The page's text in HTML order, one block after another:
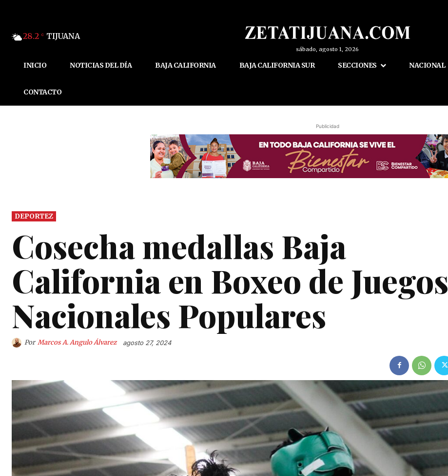
28.2 C TIJUANA
sábado, agosto 1, 2026
INICIO NOTICIAS DEL DÍA BAJA CALIFORNIA BAJA CALIFORNIA SUR SECCIONES NACIONAL
CONTACTO
Publicidad
DEPORTEZ
Cosecha medallas Baja
California en Boxeo de Juegos
Nacionales Populares
Por Marcos A. Angulo Álvarez agosto 27, 2024